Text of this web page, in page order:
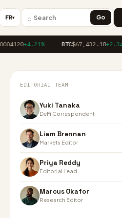
FR▼ ⌕ Go
+4.21% BTC$67,432.18+2.34%
EDITORIAL TEAM
Yuki Tanaka
DeFi Correspondent
Liam Brennan
Markets Editor
Priya Reddy
Editorial Lead
Marcus Okafor
Research Editor